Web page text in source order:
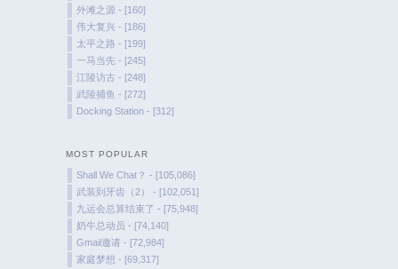
外滩之源 - [160]
伟大复兴 - [186]
太平之路 - [199]
一马当先 - [245]
江陵访古 - [248]
武陵捕鱼 - [272]
Docking Station - [312]
MOST POPULAR
Shall We Chat？ - [105,086]
武装到牙齿（2） - [102,051]
九运会总算结束了 - [75,948]
奶牛总动员 - [74,140]
Gmail邀请 - [72,984]
家庭梦想 - [69,317]